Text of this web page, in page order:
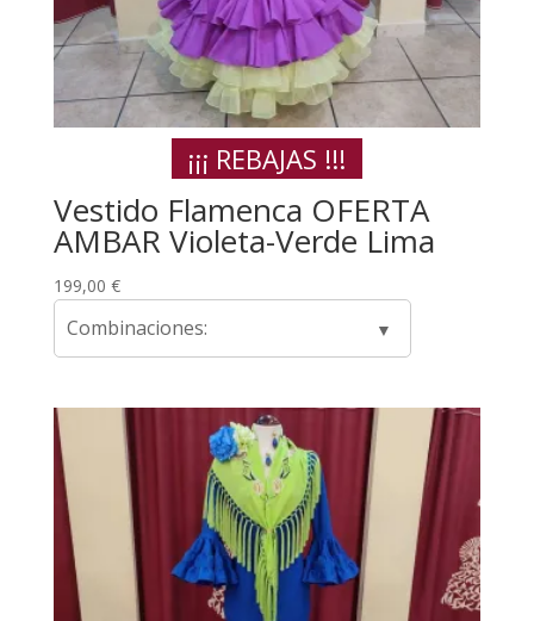
¡¡¡ REBAJAS !!!
Vestido Flamenca OFERTA
AMBAR Violeta-Verde Lima
199,00 €
Combinaciones: